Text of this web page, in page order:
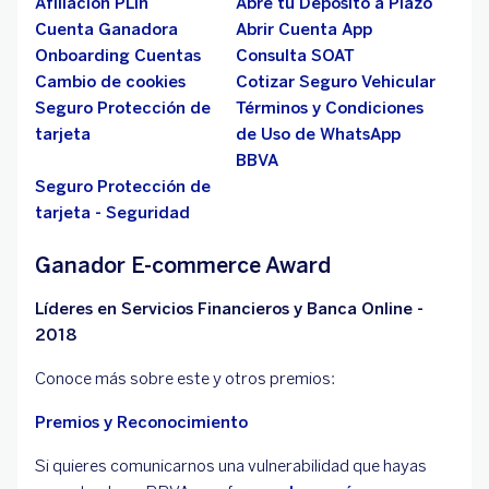
Cuenta Ganadora
Abrir Cuenta App
Onboarding Cuentas
Consulta SOAT
Cambio de cookies
Cotizar Seguro Vehicular
Seguro Protección de
tarjeta
Términos y Condiciones
de Uso de WhatsApp
BBVA
Seguro Protección de
tarjeta - Seguridad
Ganador E-commerce Award
Líderes en Servicios Financieros y Banca Online -
2018
Conoce más sobre este y otros premios:
Premios y Reconocimiento
Si quieres comunicarnos una vulnerabilidad que hayas